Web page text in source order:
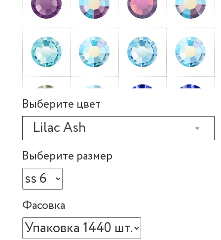
Выберите цвет
Lilac Ash
Выберите размер
Фасовка